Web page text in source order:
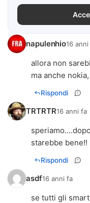
napulenhio16
allora non
ma anche
Rispondi
TRTRTR16 anni fa
starebbe bene!!
Rispondi
asdf16 anni fa
se tutti gli